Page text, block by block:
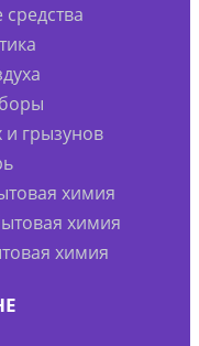
и грызунов
химия
химия
химия